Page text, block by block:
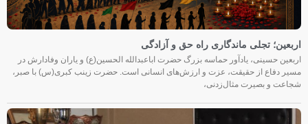
اربعین؛ تجلی ماندگاری راه حق و آزادگی
اربعین حسینی، یادآور حماسه بزرگ حضرت اباعبدالله الحسین(ع) و یاران وفادارش در
مسیر دفاع از حقیقت، عزت و ارزش‌های انسانی است. حضرت زینب کبری(س) با صبر،
شجاعت و بصیرت مثال‌زدنی،